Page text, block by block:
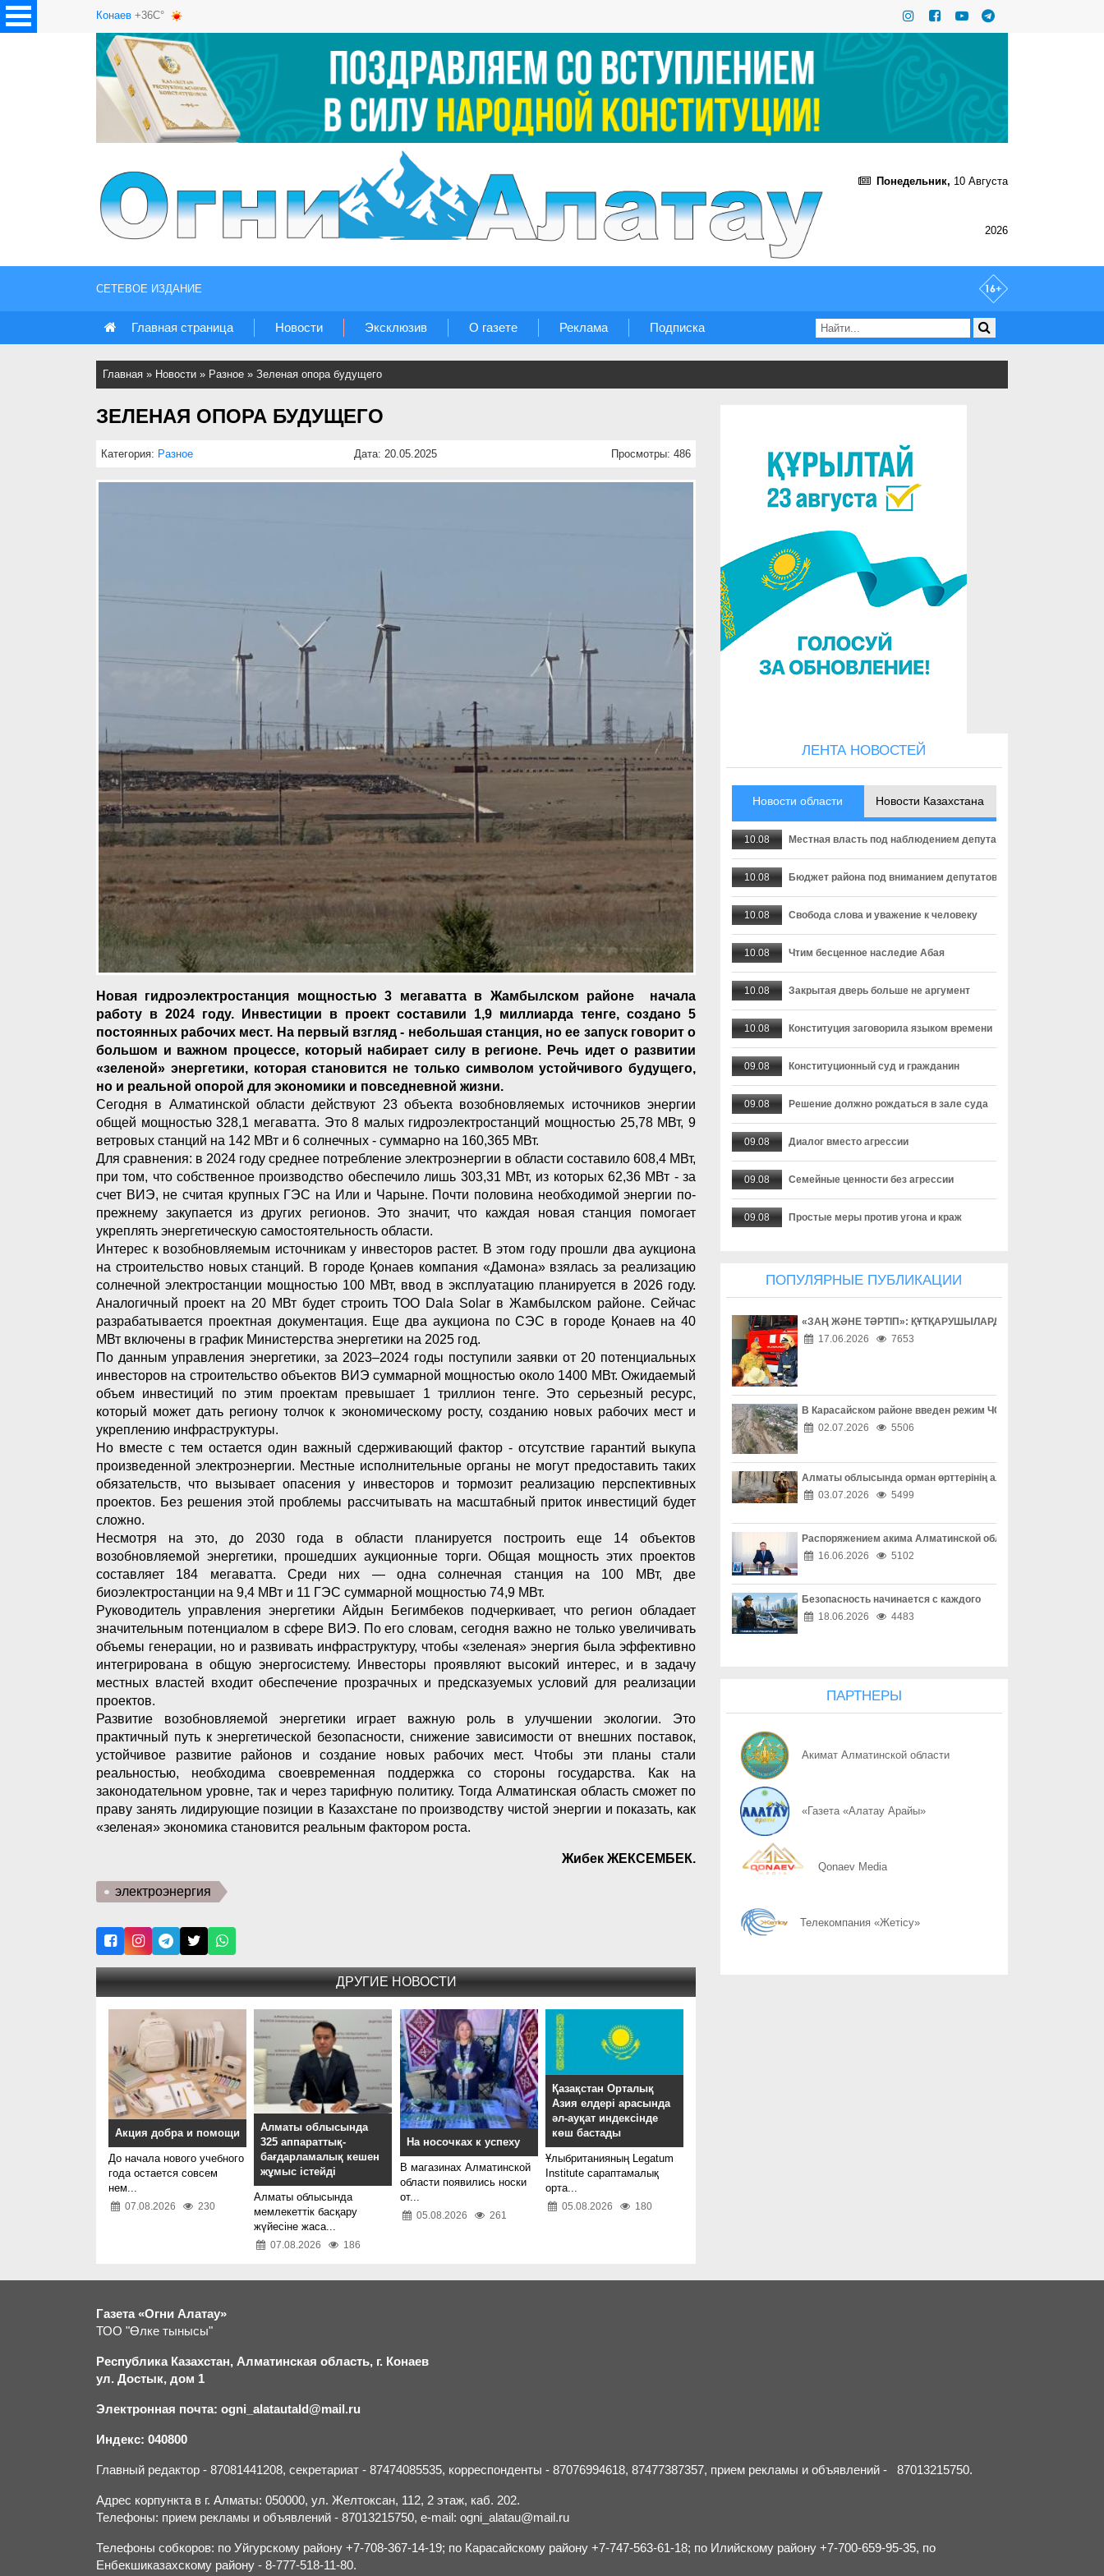
Конаев +36C°
Понедельник, 10 Августа
2026
СЕТЕВОЕ ИЗДАНИЕ
Главная страница Новости Эксклюзив О газете Реклама Подписка
Главная » Новости » Разное » Зеленая опора будущего
ЗЕЛЕНАЯ ОПОРА БУДУЩЕГО
Категория: Разное Дата: 20.05.2025 Просмотры: 486
Новая гидроэлектростанция мощностью 3 мегаватта в Жамбылском районе начала
работу в 2024 году. Инвестиции в проект составили 1,9 миллиарда тенге, создано 5
постоянных рабочих мест. На первый взгляд - небольшая станция, но ее запуск говорит о
большом и важном процессе, который набирает силу в регионе. Речь идет о развитии
«зеленой» энергетики, которая становится не только символом устойчивого будущего,
но и реальной опорой для экономики и повседневной жизни.
Сегодня в Алматинской области действуют 23 объекта возобновляемых источников энергии
общей мощностью 328,1 мегаватта. Это 8 малых гидроэлектростанций мощностью 25,78 МВт, 9
ветровых станций на 142 МВт и 6 солнечных - суммарно на 160,365 МВт.
Для сравнения: в 2024 году среднее потребление электроэнергии в области составило 608,4 МВт,
при том, что собственное производство обеспечило лишь 303,31 МВт, из которых 62,36 МВт - за
счет ВИЭ, не считая крупных ГЭС на Или и Чарыне. Почти половина необходимой энергии по-
прежнему закупается из других регионов. Это значит, что каждая новая станция помогает
укреплять энергетическую самостоятельность области.
Интерес к возобновляемым источникам у инвесторов растет. В этом году прошли два аукциона
на строительство новых станций. В городе Қонаев компания «Дамона» взялась за реализацию
солнечной электростанции мощностью 100 МВт, ввод в эксплуатацию планируется в 2026 году.
Аналогичный проект на 20 МВт будет строить ТОО Dala Solar в Жамбылском районе. Сейчас
разрабатывается проектная документация. Еще два аукциона по СЭС в городе Қонаев на 40
МВт включены в график Министерства энергетики на 2025 год.
По данным управления энергетики, за 2023–2024 годы поступили заявки от 20 потенциальных
инвесторов на строительство объектов ВИЭ суммарной мощностью около 1400 МВт. Ожидаемый
объем инвестиций по этим проектам превышает 1 триллион тенге. Это серьезный ресурс,
который может дать региону толчок к экономическому росту, созданию новых рабочих мест и
укреплению инфраструктуры.
Но вместе с тем остается один важный сдерживающий фактор - отсутствие гарантий выкупа
произведенной электроэнергии. Местные исполнительные органы не могут предоставить таких
обязательств, что вызывает опасения у инвесторов и тормозит реализацию перспективных
проектов. Без решения этой проблемы рассчитывать на масштабный приток инвестиций будет
сложно.
Несмотря на это, до 2030 года в области планируется построить еще 14 объектов
возобновляемой энергетики, прошедших аукционные торги. Общая мощность этих проектов
составляет 184 мегаватта. Среди них — одна солнечная станция на 100 МВт, две
биоэлектростанции на 9,4 МВт и 11 ГЭС суммарной мощностью 74,9 МВт.
Руководитель управления энергетики Айдын Бегимбеков подчеркивает, что регион обладает
значительным потенциалом в сфере ВИЭ. По его словам, сегодня важно не только увеличивать
объемы генерации, но и развивать инфраструктуру, чтобы «зеленая» энергия была эффективно
интегрирована в общую энергосистему. Инвесторы проявляют высокий интерес, и в задачу
местных властей входит обеспечение прозрачных и предсказуемых условий для реализации
проектов.
Развитие возобновляемой энергетики играет важную роль в улучшении экологии. Это
практичный путь к энергетической безопасности, снижение зависимости от внешних поставок,
устойчивое развитие районов и создание новых рабочих мест. Чтобы эти планы стали
реальностью, необходима своевременная поддержка со стороны государства. Как на
законодательном уровне, так и через тарифную политику. Тогда Алматинская область сможет по
праву занять лидирующие позиции в Казахстане по производству чистой энергии и показать, как
«зеленая» экономика становится реальным фактором роста.
Жибек ЖЕКСЕМБЕК.
электроэнергия
ДРУГИЕ НОВОСТИ
Акция добра и помощи
До начала нового учебного
года остается совсем
нем...
07.08.2026 230
Алматы облысында
325 аппараттық-
бағдарламалық кешен
жұмыс істейді
Алматы облысында
мемлекеттік басқару
жүйесіне жаса...
07.08.2026 186
На носочках к успеху
В магазинах Алматинской
области появились носки
от...
05.08.2026 261
Қазақстан Орталық
Азия елдері арасында
әл-ауқат индексінде
көш бастады
Ұлыбританияның Legatum
Institute сараптамалық
орта...
05.08.2026 180
ЛЕНТА НОВОСТЕЙ
Новости области Новости Казахстана
10.08 Местная власть под наблюдением депутатов
10.08 Бюджет района под вниманием депутатов
10.08 Свобода слова и уважение к человеку
10.08 Чтим бесценное наследие Абая
10.08 Закрытая дверь больше не аргумент
10.08 Конституция заговорила языком времени
09.08 Конституционный суд и гражданин
09.08 Решение должно рождаться в зале суда
09.08 Диалог вместо агрессии
09.08 Семейные ценности без агрессии
09.08 Простые меры против угона и краж
09.08 Дешевый товар оказался приманкой
09.08 Общество против наркотиков
09.08 Возможности, которые меняют жизнь
09.08 Усталость за рулем – скрытая опасность
09.08 Взаимное уважение на дороге
09.08 Закон сильнее равнодушия
09.08 Забота о здоровье – лучший выбор
09.08 Алкоголь и закон
09.08
09.08
08.08 Марат Султангазиев заслушал отчеты акимов сельских
08.08 Вечный свет мысли
08.08
ПОПУЛЯРНЫЕ ПУБЛИКАЦИИ
«ЗАҢ ЖӘНЕ ТӘРТІП»: ҚҰТҚАРУШЫЛАРДЫҢ ЕҢБЕГІМЕН
17.06.2026
7653
В Карасайском районе введен режим ЧС местного масштаба
02.07.2026
5506
Алматы облысында орман өрттерінің алдын алу жұмыстары
03.07.2026
5499
Распоряжением акима Алматинской области Куаныш
16.06.2026
5102
Безопасность начинается с каждого
18.06.2026
4483
ПАРТНЕРЫ
Акимат Алматинской области
«Газета «Алатау Арайы»
Qonaev Media
Телекомпания «Жетісу»
Газета «Огни Алатау»
ТОО "Өлке тынысы"
Республика Казахстан, Алматинская область, г. Конаев
ул. Достык, дом 1
Электронная почта: ogni_alatautald@mail.ru
Индекс: 040800
Главный редактор - 87081441208, секретариат - 87474085535, корреспонденты - 87076994618, 87477387357, прием рекламы и объявлений - 87013215750.
Адрес корпункта в г. Алматы: 050000, ул. Желтоксан, 112, 2 этаж, каб. 202.
Телефоны: прием рекламы и объявлений - 87013215750, e-mail: ogni_alatau@mail.ru
Телефоны собкоров: по Уйгурскому району +7-708-367-14-19; по Карасайскому району +7-747-563-61-18; по Илийскому району +7-700-659-95-35, по
Енбекшиказахскому району - 8-777-518-11-80.